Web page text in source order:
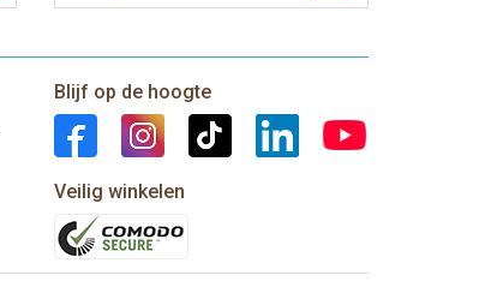
Blijf op de hoogte
Veilig winkelen